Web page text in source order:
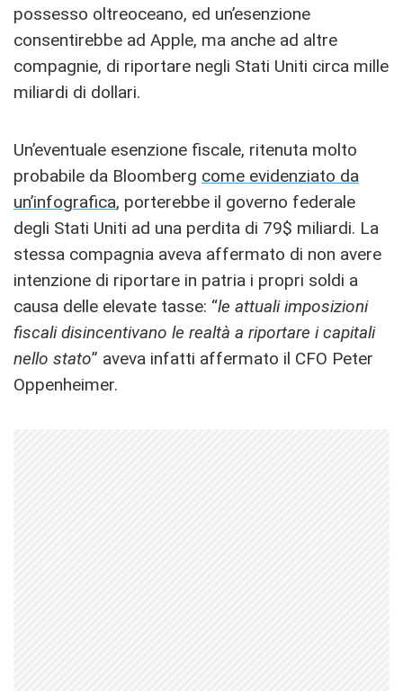
possesso oltreoceano, ed un’esenzione
consentirebbe ad Apple, ma anche ad altre
compagnie, di riportare negli Stati Uniti circa mille
miliardi di dollari.
Un’eventuale esenzione fiscale, ritenuta molto
probabile da Bloomberg come evidenziato da
un’infografica, porterebbe il governo federale
degli Stati Uniti ad una perdita di 79$ miliardi. La
stessa compagnia aveva affermato di non avere
intenzione di riportare in patria i propri soldi a
causa delle elevate tasse: “le attuali imposizioni
fiscali disincentivano le realtà a riportare i capitali
nello stato” aveva infatti affermato il CFO Peter
Oppenheimer.